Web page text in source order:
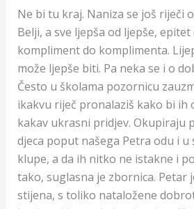
Ne bi tu kraj. Naniza se još riječi
Belji, a sve ljepša od ljepše,
kompliment do komplimenta.
može ljepše biti. Pa neka se i o
Često u školama pozornicu
ikakvu riječ pronalaziš kako bi ih
kakav ukrasni pridjev. Okupiraju
djeca poput našega Petra odu i
klupe, a da ih nitko ne istakne i
tako, suglasna je zbornica. Petar
stijena, s toliko nataložene